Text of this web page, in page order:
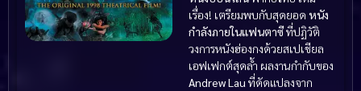
เรื่อง! เตรียมพบกับสุดยอด หนัง
กำลังภายในแฟนตาซีที่ปฏิวัติ
วงการหนังฮ่องกงด้วยสเปเชียล
เอฟเฟกต์สุดล้ำ ผลงานกำกับของ
Andrew Lau ที่ดัดแปลงจาก